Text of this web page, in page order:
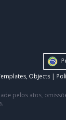
, Objects |
pelos atos,